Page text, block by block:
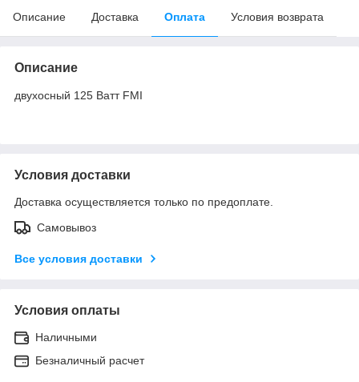
Описание Доставка Оплата Условия возврата
Описание
двухосный 125 Ватт FMI
Условия доставки
Доставка осуществляется только по предоплате.
Самовывоз
Все условия доставки
Условия оплаты
Наличными
Безналичный расчет